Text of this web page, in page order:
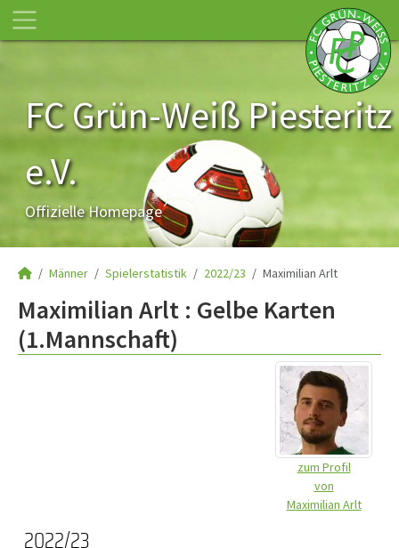
FC Grün-Weiß Piesteritz
e.V.
Offizielle Homepage
Männer Spielerstatistik 2022/23 Maximilian Arlt
Maximilian Arlt : Gelbe Karten
(1.Mannschaft)
zum Profil
von
Maximilian Arlt
2022/23